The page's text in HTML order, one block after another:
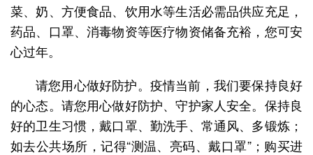
菜、奶、方便食品、饮用水等生活必需品供应充足，
药品、口罩、消毒物资等医疗物资储备充裕，您可安
心过年。
请您用心做好防护。疫情当前，我们要保持良好
的心态。请您用心做好防护、守护家人安全。保持良
好的卫生习惯，戴口罩、勤洗手、常通风、多锻炼；
如去公共场所，记得“测温、亮码、戴口罩”；购买进